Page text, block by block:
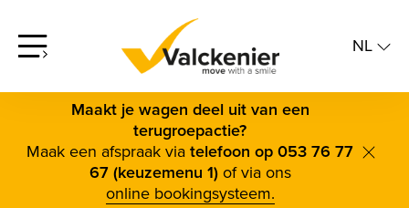
screenreader.open offcanvas menu
NL
Maakt je wagen deel uit van een
terugroepactie?
Maak een afspraak viatelefoon op 053 76 77
67 (keuzemenu 1)of via ons
online bookingsysteem.